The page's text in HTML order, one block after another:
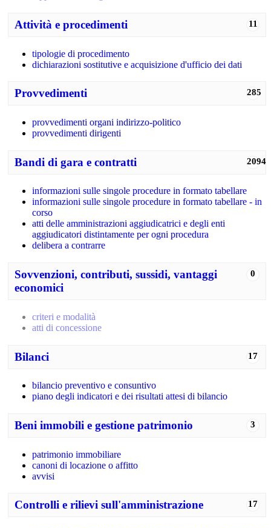
11
Attività e procedimenti
tipologie di procedimento
dichiarazioni sostitutive e acquisizione d'ufficio dei dati
285
Provvedimenti
provvedimenti organi indirizzo-politico
provvedimenti dirigenti
2094
Bandi di gara e contratti
informazioni sulle singole procedure in formato tabellare
informazioni sulle singole procedure in formato tabellare - in
corso
atti delle amministrazioni aggiudicatrici e degli enti
aggiudicatori distintamente per ogni procedura
delibera a contrarre
0
Sovvenzioni, contributi, sussidi, vantaggi
economici
criteri e modalità
atti di concessione
17
Bilanci
bilancio preventivo e consuntivo
piano degli indicatori e dei risultati attesi di bilancio
3
Beni immobili e gestione patrimonio
patrimonio immobiliare
canoni di locazione o affitto
avvisi
17
Controlli e rilievi sull'amministrazione